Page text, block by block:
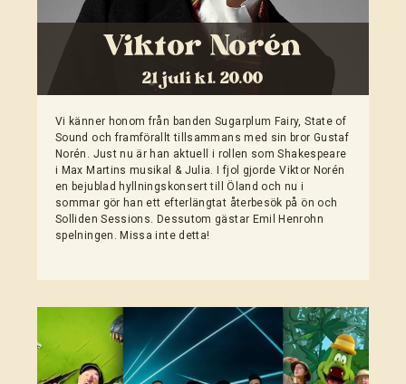
Viktor Norén
21 juli kl. 20.00
Vi känner honom från banden Sugarplum Fairy, State of
Sound och framförallt tillsammans med sin bror Gustaf
Norén. Just nu är han aktuell i rollen som Shakespeare
i Max Martins musikal & Julia. I fjol gjorde Viktor Norén
en bejublad hyllningskonsert till Öland och nu i
sommar gör han ett efterlängtat återbesök på ön och
Solliden Sessions. Dessutom gästar Emil Henrohn
spelningen. Missa inte detta!